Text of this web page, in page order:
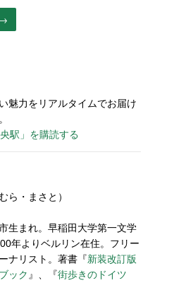
魅力をリアルタイムでお届け
駅」を購読する
ら・まさと）
生まれ。早稲田大学第一文学
年よりベルリン在住。フリー
ナリスト。著書『新装改訂版
ック 』、『街歩きのドイツ